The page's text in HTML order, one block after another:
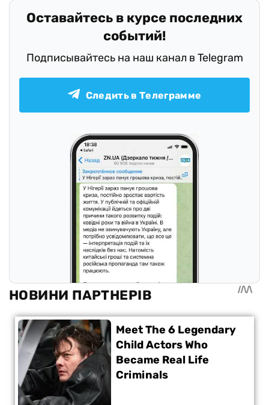
Оставайтесь в курсе последних
событий!
Подписывайтесь на наш канал в Telegram
Следить в Телеграмме